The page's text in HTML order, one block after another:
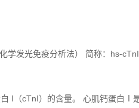
学发光免疫分析法） 简称：hs-cTnI
I（cTnI）的含量。 心肌钙蛋白